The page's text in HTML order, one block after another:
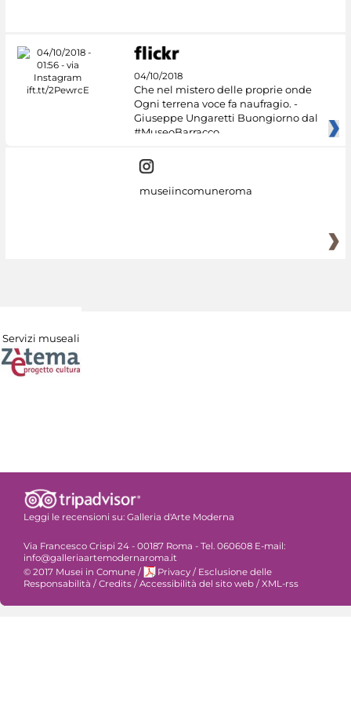
04/10/2018
Che nel mistero delle proprie onde
Ogni terrena voce fa naufragio. -
Giuseppe Ungaretti Buongiorno dal
#MuseoBarracco
museiincomuneroma
Servizi museali
Leggi le recensioni su: Galleria d'Arte Moderna
Via Francesco Crispi 24 - 00187 Roma - Tel. 060608 E-mail:
info@galleriaartemodernaroma.it
© 2017 Musei in Comune / Privacy / Esclusione delle
Responsabilità / Credits / Accessibilità del sito web / XML-rss